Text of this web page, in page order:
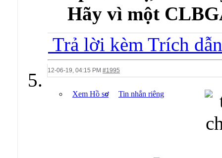
Hãy vì một
Trả lời kèm Trích dẫn
12-06-19, 04:15 PM #1995
Xem Hồ sơ Tin nhắn riêng